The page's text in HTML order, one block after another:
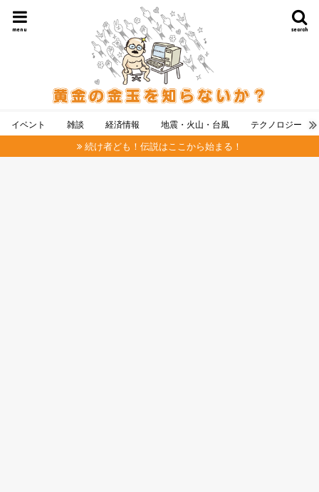
search
menu
イベント 雑談 経済情報 地震・火山・台風 テクノロジー
続け者ども！伝説はここから始まる！